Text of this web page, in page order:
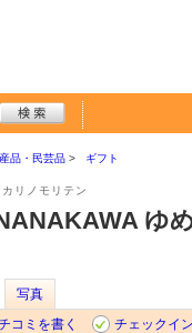
品・民芸品 ギフト
リノモリテン
ゆ
写真
コミを書く
チェックイン